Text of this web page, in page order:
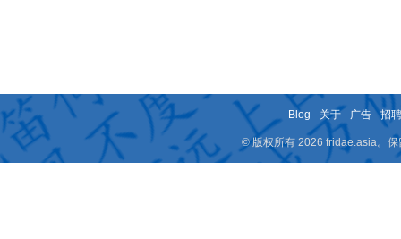
Blog - 关于 - 广告 -招
© 版权所有 2026 fridae.asia。